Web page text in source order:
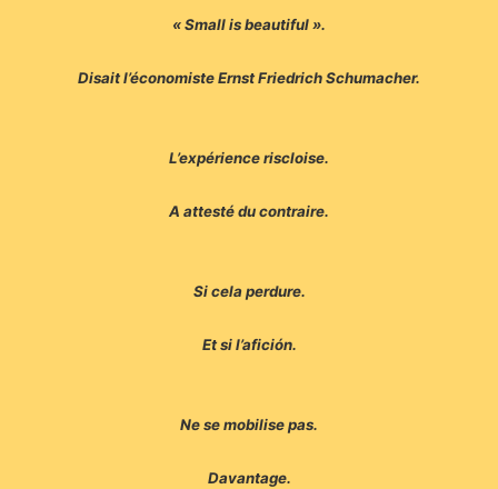
« Small is beautiful ».
Disait l’économiste Ernst Friedrich Schumacher.
L’expérience riscloise.
A attesté du contraire.
Si cela perdure.
Et si l’afición.
Ne se mobilise pas.
Davantage.